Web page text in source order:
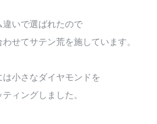
違いで選ばれたので
せてサテン荒を施しています。
は小さなダイヤモンドを
ィングしました。